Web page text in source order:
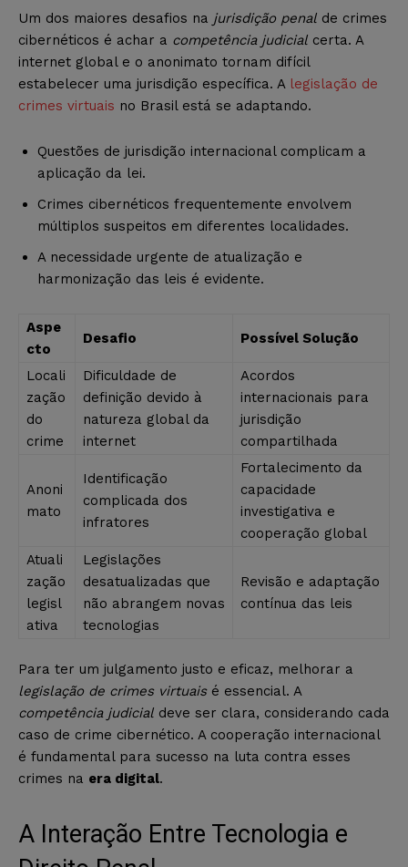
Um dos maiores desafios na jurisdição penal de crimes
cibernéticos é achar a competência judicial certa. A
internet global e o anonimato tornam difícil
estabelecer uma jurisdição específica. A legislação de
crimes virtuais no Brasil está se adaptando.
Questões de jurisdição internacional complicam a
aplicação da lei.
Crimes cibernéticos frequentemente envolvem
múltiplos suspeitos em diferentes localidades.
A necessidade urgente de atualização e
harmonização das leis é evidente.
Aspe
cto
Desafio Possível Solução
Locali
zação
do
crime
Dificuldade de
definição devido à
natureza global da
internet
Acordos
internacionais para
jurisdição
compartilhada
Anoni
mato
Identificação
complicada dos
infratores
Fortalecimento da
capacidade
investigativa e
cooperação global
Atuali
zação
legisl
ativa
Legislações
desatualizadas que
não abrangem novas
tecnologias
Revisão e adaptação
contínua das leis
Para ter um julgamento justo e eficaz, melhorar a
legislação de crimes virtuaisé essencial. A
competência judicial deve ser clara, considerando cada
caso de crime cibernético. A cooperação internacional
é fundamental para sucesso na luta contra esses
crimes na era digital.
A Interação Entre Tecnologia e